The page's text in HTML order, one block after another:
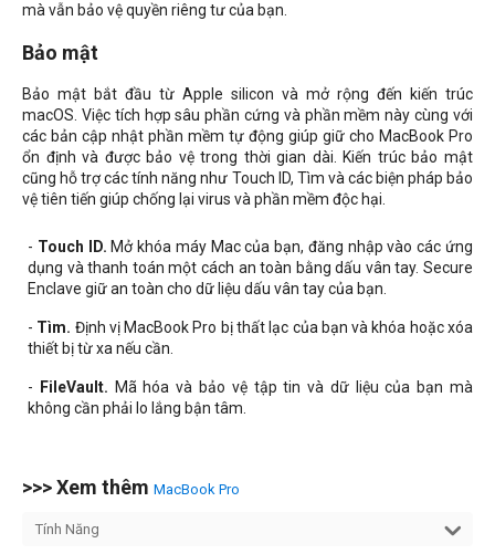
mà vẫn bảo vệ quyền riêng tư của bạn.
Bảo mật
Bảo mật bắt đầu từ Apple silicon và mở rộng đến kiến trúc
macOS. Việc tích hợp sâu phần cứng và phần mềm này cùng với
các bản cập nhật phần mềm tự động giúp giữ cho MacBook Pro
ổn định và được bảo vệ trong thời gian dài. Kiến trúc bảo mật
cũng hỗ trợ các tính năng như Touch ID, Tìm và các biện pháp bảo
vệ tiên tiến giúp chống lại virus và phần mềm độc hại.
- Touch ID. Mở khóa máy Mac của bạn, đăng nhập vào các ứng
dụng và thanh toán một cách an toàn bằng dấu vân tay. Secure
Enclave giữ an toàn cho dữ liệu dấu vân tay của bạn.
- Tìm. Định vị MacBook Pro bị thất lạc của bạn và khóa hoặc xóa
thiết bị từ xa nếu cần.
- FileVault. Mã hóa và bảo vệ tập tin và dữ liệu của bạn mà
không cần phải lo lắng bận tâm.
>>> Xem thêm MacBook Pro
Tính Năng